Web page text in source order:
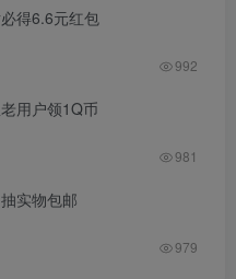
得6.6元红包
992
用户领1Q币
981
实物包邮
979